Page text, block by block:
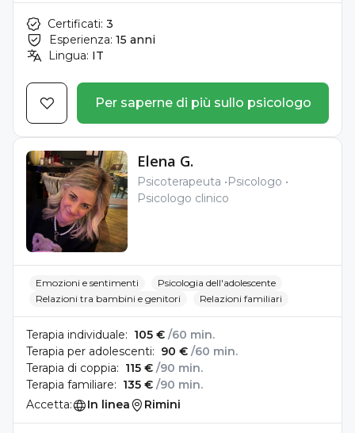
Certificati: 3
Esperienza: 15 anni
Lingua: IT
Per saperne di più sullo psicologo
Elena G.
Psicoterapeuta
Psicologo
Psicologo clinico
Emozioni e sentimenti
Psicologia dell'adolescente
Relazioni tra bambini e genitori
Relazioni familiari
Terapia individuale: 105 € /60 min.
Terapia per adolescenti: 90 € /60 min.
Terapia di coppia: 115 € /90 min.
Terapia familiare: 135 € /90 min.
Accetta:
In linea Rimini